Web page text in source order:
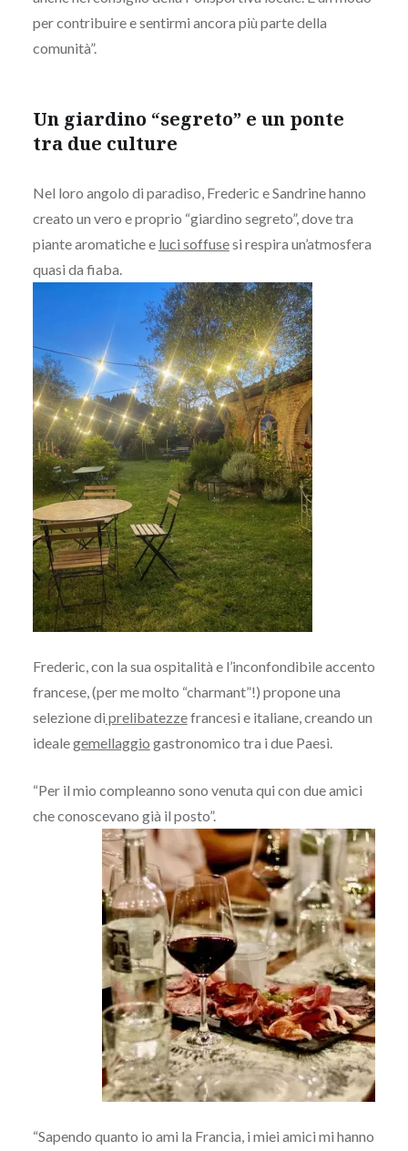
per contribuire e sentirmi ancora più parte della
comunità”.
Un giardino “segreto” e un ponte
tra due culture
Nel loro angolo di paradiso, Frederic e Sandrine hanno
creato un vero e proprio “giardino segreto”, dove tra
piante aromatiche e luci soffusesi respira un’atmosfera
quasi da fiaba.
Frederic, con la sua ospitalità e l’inconfondibile accento
francese, (per me molto “charmant”!) propone una
selezione di prelibatezzefrancesi e italiane, creando un
idealegemellaggio gastronomico tra i due Paesi.
“Per il mio compleanno sono venuta qui con due amici
che conoscevano già il posto”.
“Sapendo quanto io ami la Francia, i miei amici mi hanno